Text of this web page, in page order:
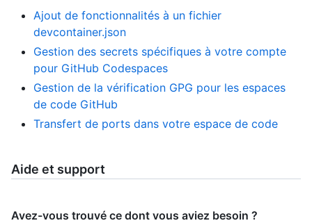
Ajout de fonctionnalités à un fichier
devcontainer.json
Gestion des secrets spécifiques à votre compte
pour GitHub Codespaces
Gestion de la vérification GPG pour les espaces
de code GitHub
Transfert de ports dans votre espace de code
Aide et support
Avez-vous trouvé ce dont vous aviez besoin ?